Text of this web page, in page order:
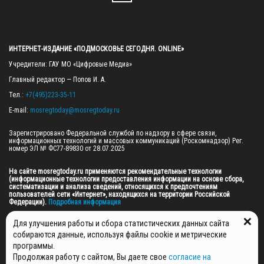
ИНТЕРНЕТ-ИЗДАНИЕ «ПОДМОСКОВЬЕ СЕГОДНЯ. ONLINE»
Учредители: ГАУ МО «Цифровые Медиа»
Главный редактор — Попов И. А.
Тел.: +7(495)223-35-11
E-mail: mosregtoday@mosregtoday.ru
Зарегистрировано Федеральной службой по надзору в сфере связи,
информационных технологий и массовых коммуникаций (Роскомнадзор) Рег.
номер ЭЛ № ФС77-89830 от 28.07.2025
На сайте mosregtoday.ru применяются рекомендательные технологии
(информационные технологии предоставления информации на основе сбора,
систематизации и анализа сведений, относящихся к предпочтениям
пользователей сети «Интернет», находящихся на территории Российской
Федерации). Подробная информация
© 2026 ПРАВА НА ВСЕ МАТЕРИАЛЫ САЙТА ПРИНАДЛЕЖАТ ГАУ МО "ЦИФРОВЫЕ
МЕДИА" (ОГРН: 1255000059467).
Для улучшения работы и сбора статистических данных сайта
собираются данные, используя файлы cookie и метрические
программы.
Продолжая работу с сайтом, Вы даете свое согласие на